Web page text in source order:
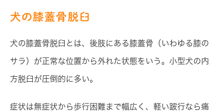
犬の膝蓋骨脱臼
犬の膝蓋骨脱臼とは、後肢にある膝蓋骨（いわゆる膝の
サラ）が正常な位置から外れた状態をいう。小型犬の内
方脱臼が圧倒的に多い。
症状は無症状から歩行困難まで幅広く、軽い跛行なら痛